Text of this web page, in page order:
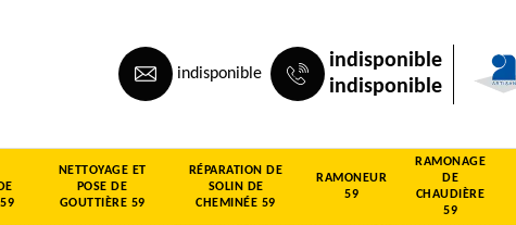
indisponible
indisponible
indisponible
NETTOYAGE ET
POSE DE
GOUTTIÈRE 59
RÉPARATION DE
SOLIN DE
CHEMINÉE 59
RAMONEUR
59
RAMONAGE
DE
CHAUDIÈRE
59